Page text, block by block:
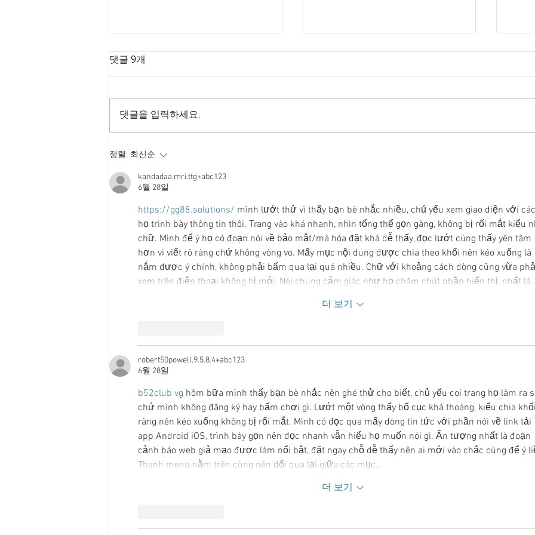
Goodbye 개헌, 단 한마디로
댓글 9개
댓글을 입력하세요.
정렬: 최신순
kandadaa.mri.ttg+abc123
6월 28일
https://gg88.solutions/ mình lướt thử vì thấy bạn bè nhắc nhiều, chủ yếu xem giao diện với
họ trình bày thông tin thôi. Trang vào khá nhanh, nhìn tổng thể gọn gàng, không bị rối mắt kiểu
chữ. Mình để ý họ có đoạn nói về bảo mật/mã hóa đặt khá dễ thấy, đọc lướt cũng thấy yên tâm
hơn vì viết rõ ràng chứ không vòng vo. Mấy mục nội dung được chia theo khối nên kéo xuống là
nắm được ý chính, không phải bấm qua lại quá nhiều. Chữ với khoảng cách dòng cũng vừa
xem trên điện thoại không bị mỏi. Nói chung cảm giác như họ chăm chút phần hiển thị, nhất
더 보기
robert50powell.9.5.8.4+abc123
6월 28일
b52club vg hôm bữa mình thấy bạn bè nhắc nên ghé thử cho biết, chủ yếu coi trang họ làm ra
chứ mình không đăng ký hay bấm chơi gì. Lướt một vòng thấy bố cục khá thoáng, kiểu chia
ràng nên kéo xuống không bị rối mắt. Mình có đọc qua mấy dòng tin tức với phần nói về link tải
app Android iOS, trình bày gọn nên đọc nhanh vẫn hiểu họ muốn nói gì. Ấn tượng nhất là đoạn
cảnh báo web giả mạo được làm nổi bật, đặt ngay chỗ dễ thấy nên ai mới vào chắc cũng để ý
Thanh menu nằm trên cùng nên đổi qua lại giữa các mục…
더 보기